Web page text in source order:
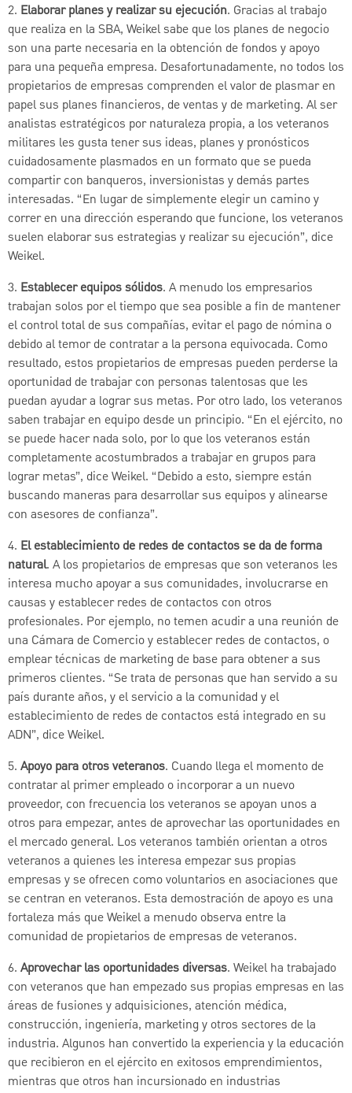
2. Elaborar planes y realizar su ejecución. Gracias al trabajo
que realiza en la SBA, Weikel sabe que los planes de negocio
son una parte necesaria en la obtención de fondos y apoyo
para una pequeña empresa. Desafortunadamente, no todos los
propietarios de empresas comprenden el valor de plasmar en
papel sus planes financieros, de ventas y de marketing. Al ser
analistas estratégicos por naturaleza propia, a los veteranos
militares les gusta tener sus ideas, planes y pronósticos
cuidadosamente plasmados en un formato que se pueda
compartir con banqueros, inversionistas y demás partes
interesadas. “En lugar de simplemente elegir un camino y
correr en una dirección esperando que funcione, los veteranos
suelen elaborar sus estrategias y realizar su ejecución”, dice
Weikel.
3. Establecer equipos sólidos. A menudo los empresarios
trabajan solos por el tiempo que sea posible a fin de mantener
el control total de sus compañías, evitar el pago de nómina o
debido al temor de contratar a la persona equivocada. Como
resultado, estos propietarios de empresas pueden perderse la
oportunidad de trabajar con personas talentosas que les
puedan ayudar a lograr sus metas. Por otro lado, los veteranos
saben trabajar en equipo desde un principio. “En el ejército, no
se puede hacer nada solo, por lo que los veteranos están
completamente acostumbrados a trabajar en grupos para
lograr metas”, dice Weikel. “Debido a esto, siempre están
buscando maneras para desarrollar sus equipos y alinearse
con asesores de confianza”.
4. El establecimiento de redes de contactos se da de forma
natural. A los propietarios de empresas que son veteranos les
interesa mucho apoyar a sus comunidades, involucrarse en
causas y establecer redes de contactos con otros
profesionales. Por ejemplo, no temen acudir a una reunión de
una Cámara de Comercio y establecer redes de contactos, o
emplear técnicas de marketing de base para obtener a sus
primeros clientes. “Se trata de personas que han servido a su
país durante años, y el servicio a la comunidad y el
establecimiento de redes de contactos está integrado en su
ADN”, dice Weikel.
5. Apoyo para otros veteranos. Cuando llega el momento de
contratar al primer empleado o incorporar a un nuevo
proveedor, con frecuencia los veteranos se apoyan unos a
otros para empezar, antes de aprovechar las oportunidades en
el mercado general. Los veteranos también orientan a otros
veteranos a quienes les interesa empezar sus propias
empresas y se ofrecen como voluntarios en asociaciones que
se centran en veteranos. Esta demostración de apoyo es una
fortaleza más que Weikel a menudo observa entre la
comunidad de propietarios de empresas de veteranos.
6. Aprovechar las oportunidades diversas. Weikel ha trabajado
con veteranos que han empezado sus propias empresas en las
áreas de fusiones y adquisiciones, atención médica,
construcción, ingeniería, marketing y otros sectores de la
industria. Algunos han convertido la experiencia y la educación
que recibieron en el ejército en exitosos emprendimientos,
mientras que otros han incursionado en industrias